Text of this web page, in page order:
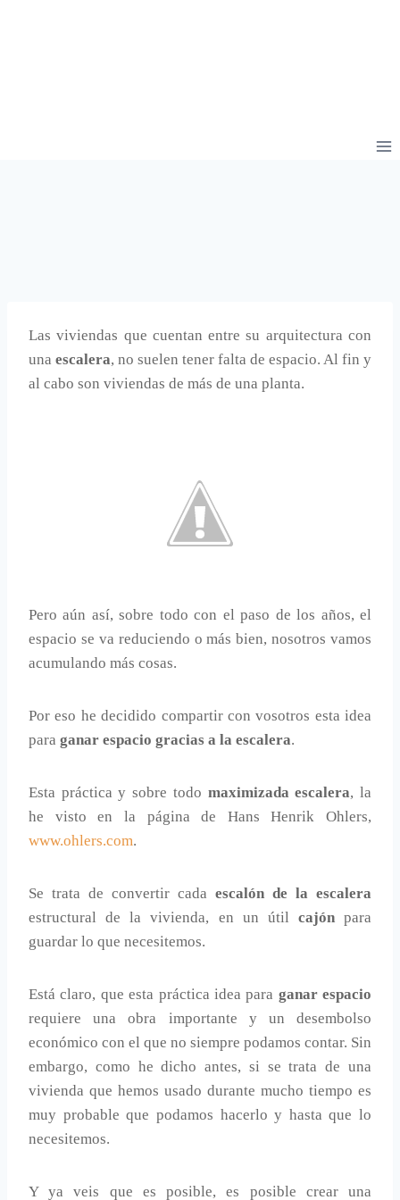
Las viviendas que cuentan entre su arquitectura con
una escalera, no suelen tener falta de espacio. Al fin y
al cabo son viviendas de más de una planta.
Pero aún así, sobre todo con el paso de los años, el
espacio se va reduciendo o más bien, nosotros vamos
acumulando más cosas.
Por eso he decidido compartir con vosotros esta idea
para ganar espacio gracias a la escalera.
Esta práctica y sobre todo maximizada escalera, la
he visto en la página de Hans Henrik Ohlers,
www.ohlers.com.
Se trata de convertir cada escalón de la escalera
estructural de la vivienda, en un útil cajón para
guardar lo que necesitemos.
Está claro, que esta práctica idea para ganar espacio
requiere una obra importante y un desembolso
económico con el que no siempre podamos contar. Sin
embargo, como he dicho antes, si se trata de una
vivienda que hemos usado durante mucho tiempo es
muy probable que podamos hacerlo y hasta que lo
necesitemos.
Y ya veis que es posible, es posible crear una